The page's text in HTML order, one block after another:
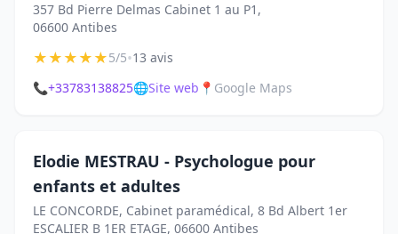
357 Bd Pierre Delmas Cabinet 1 au P1,
06600 Antibes
★★★★★5/5•13 avis
📞+33783138825🌐Site web 📍 Google Maps
Elodie MESTRAU - Psychologue pour
enfants et adultes
LE CONCORDE, Cabinet paramédical, 8 Bd Albert 1er
ESCALIER B 1ER ETAGE, 06600 Antibes